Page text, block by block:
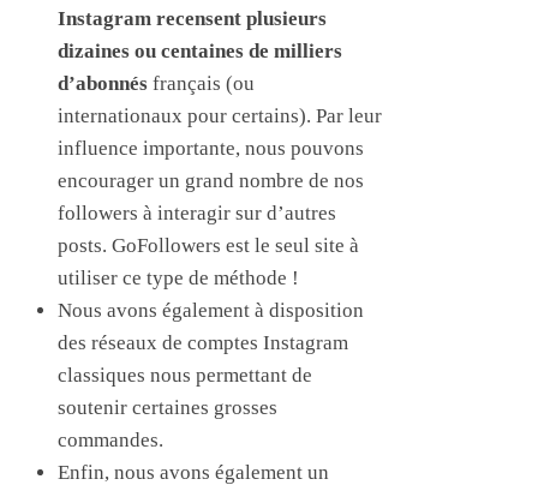
Instagram recensent plusieurs
dizaines ou centaines de milliers
d’abonnés français (ou
internationaux pour certains). Par leur
influence importante, nous pouvons
encourager un grand nombre de nos
followers à interagir sur d’autres
posts. GoFollowers est le seul site à
utiliser ce type de méthode !
Nous avons également à disposition
des réseaux de comptes Instagram
classiques nous permettant de
soutenir certaines grosses
commandes.
Enfin, nous avons également un